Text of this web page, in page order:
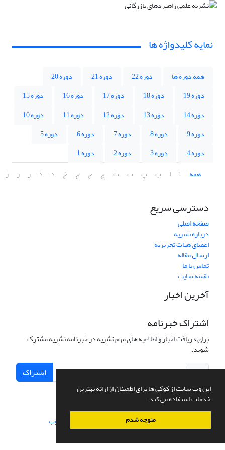
این وب سایت از کوکی ها برای اطمینان از ارائه بهترین
خدمات استفاده می کند.
متوجه شدم
نمایه کلیدواژه ها
همه دوره ها دوره 22 دوره 21
دوره 20
دوره 19
دوره 18 دوره 17 دوره 16
دوره 15
دوره 14
دوره 13 دوره 12 دوره 11
دوره 10
دوره 9
دوره 8 دوره 7 دوره 6
دوره 5
دوره 4
دوره 3 دوره 2
دوره 1
همه
آ ا ب پ ت ث ج چ ح خ د ذ ر ز ژ
دسترسی سریع
صفحه اصلی
درباره نشریه
اعضای هیات تحریریه
ارسال مقاله
تماس با ما
نقشه سایت
آخرین اخبار
اشتراک خبرنامه
برای دریافت اخبار و اطلاعیه های مهم نشریه در خبرنامه نشریه مشترک
شوید.
اشتراک
سامانه مدیریت نشریات علمی.طراحی و پیاده سازی از سیناوب